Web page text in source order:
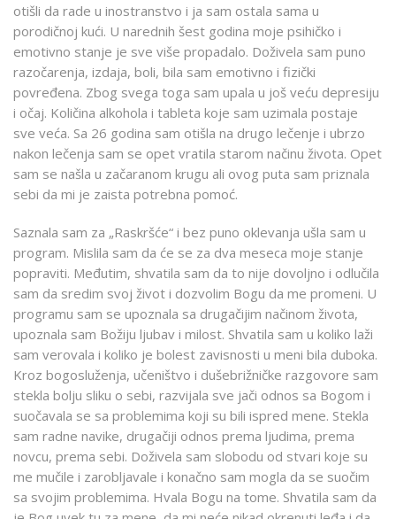
otišli da rade u inostranstvo i ja sam ostala sama u
porodičnoj kući. U narednih šest godina moje psihičko i
emotivno stanje je sve više propadalo. Doživela sam puno
razočarenja, izdaja, boli, bila sam emotivno i fizički
povređena. Zbog svega toga sam upala u još veću depresiju
i očaj. Količina alkohola i tableta koje sam uzimala postaje
sve veća. Sa 26 godina sam otišla na drugo lečenje i ubrzo
nakon lečenja sam se opet vratila starom načinu života. Opet
sam se našla u začaranom krugu ali ovog puta sam priznala
sebi da mi je zaista potrebna pomoć.
Saznala sam za „Raskršće“ i bez puno oklevanja ušla sam u
program. Mislila sam da će se za dva meseca moje stanje
popraviti. Međutim, shvatila sam da to nije dovoljno i odlučila
sam da sredim svoj život i dozvolim Bogu da me promeni. U
programu sam se upoznala sa drugačijim načinom života,
upoznala sam Božiju ljubav i milost. Shvatila sam u koliko laži
sam verovala i koliko je bolest zavisnosti u meni bila duboka.
Kroz bogosluženja, učeništvo i dušebrižničke razgovore sam
stekla bolju sliku o sebi, razvijala sve jači odnos sa Bogom i
suočavala se sa problemima koji su bili ispred mene. Stekla
sam radne navike, drugačiji odnos prema ljudima, prema
novcu, prema sebi. Doživela sam slobodu od stvari koje su
me mučile i zarobljavale i konačno sam mogla da se suočim
sa svojim problemima. Hvala Bogu na tome. Shvatila sam da